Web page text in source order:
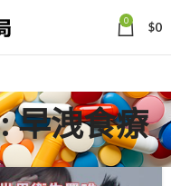
0 $0
洩食療